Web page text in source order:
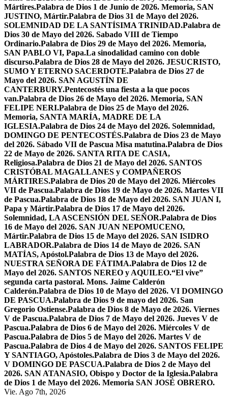
Mártires.Palabra de Dios 1 de Junio de 2026. Memoria, SAN
JUSTINO, Mártir.Palabra de Dios 31 de Mayo del 2026.
SOLEMNIDAD DE LA SANTÍSIMA TRINIDAD.Palabra de
Dios 30 de Mayo del 2026. Sabado VIII de Tiempo
Ordinario.Palabra de Dios 29 de Mayo del 2026. Memoria,
SAN PABLO VI, Papa.La sinodalidad camino con doble
discurso.Palabra de Dios 28 de Mayo del 2026. JESUCRISTO,
SUMO Y ETERNO SACERDOTE.Palabra de Dios 27 de
Mayo del 2026. SAN AGUSTÍN DE
CANTERBURY.Pentecostés una fiesta a la que pocos
van.Palabra de Dios 26 de Mayo del 2026. Memoria, SAN
FELIPE NERI.Palabra de Dios 25 de Mayo del 2026.
Memoria, SANTA MARÍA, MADRE DE LA
IGLESIA.Palabra de Dios 24 de Mayo del 2026. Solemnidad,
DOMINGO DE PENTECOSTÉS.Palabra de Dios 23 de Mayo
del 2026. Sábado VII de Pascua Misa matutina.Palabra de Dios
22 de Mayo de 2026. SANTA RITA DE CASIA,
Religiosa.Palabra de Dios 21 de Mayo del 2026. SANTOS
CRISTÓBAL MAGALLANES y COMPAÑEROS
MÁRTIRES.Palabra de Dios 20 de Mayo del 2026. Miércoles
VII de Pascua.Palabra de Dios 19 de Mayo de 2026. Martes VII
de Pascua.Palabra de Dios 18 de Mayo del 2026. SAN JUAN I,
Papa y Mártir.Palabra de Dios 17 de Mayo del 2026.
Solemnidad, LA ASCENSIÓN DEL SEÑOR.Palabra de Dios
16 de Mayo del 2026. SAN JUAN NEPOMUCENO,
Mártir.Palabra de Dios 15 de Mayo del 2026. SAN ISIDRO
LABRADOR.Palabra de Dios 14 de Mayo de 2026. SAN
MATÍAS, Apóstol.Palabra de Dios 13 de Mayo del 2026.
NUESTRA SEÑORA DE FÁTIMA.Palabra de Dios 12 de
Mayo del 2026. SANTOS NEREO y AQUILEO.“El vive”
segunda carta pastoral. Mons. Jaime Calderón
Calderón.Palabra de Dios 10 de Mayo del 2026. VI DOMINGO
DE PASCUA.Palabra de Dios 9 de mayo del 2026. San
Gregorio Ostiense.Palabra de Dios 8 de Mayo de 2026. Viernes
V de Pascua.Palabra de Dios 7 de Mayo del 2026. Jueves V de
Pascua.Palabra de Dios 6 de Mayo del 2026. Miércoles V de
Pascua.Palabra de Dios 5 de Mayo del 2026. Martes V de
Pascua.Palabra de Dios 4 de Mayo del 2026. SANTOS FELIPE
Y SANTIAGO, Apóstoles.Palabra de Dios 3 de Mayo del 2026.
V DOMINGO DE PASCUA.Palabra de Dios 2 de Mayo del
2026. SAN ATANASIO, Obispo y Doctor de la Iglesia.Palabra
de Dios 1 de Mayo del 2026. Memoria SAN JOSÉ OBRERO.
Vie. Ago 7th, 2026